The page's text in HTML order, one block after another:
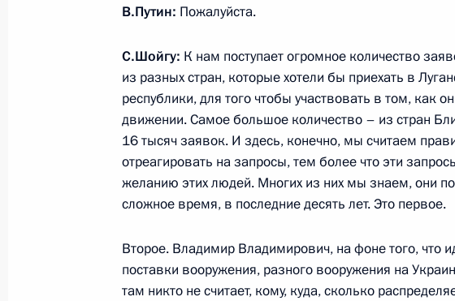
Совещание с постоянными членами Совета
25 февраля 2022 года, 17:45 Москва, Кремль
21 февраля 2022 года, понедельник
Заседание Совета Безопасности
21 февраля 2022 года, 18:30 Москва, Кремль
В.Путин: Пожалуйста.
С.Шойгу: К нам поступает огромное количество
из разных стран, которые хотели бы приехать в
республики, для того чтобы участвовать в том, как
движении. Самое большое количество – из стран
16 тысяч заявок. И здесь, конечно, мы считаем
отреагировать на запросы, тем более что эти
желанию этих людей. Многих из них мы знаем, они
сложное время, в последние десять лет. Это первое.
Второе. Владимир Владимирович, на фоне того, что
поставки вооружения, разного вооружения на
там никто не считает, кому, куда, сколько